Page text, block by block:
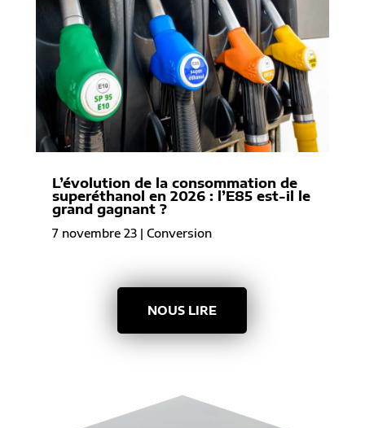
L’évolution de la consommation de
superéthanol en 2026 : l’E85 est-il le
grand gagnant ?
7 novembre 23| Conversion
NOUS LIRE